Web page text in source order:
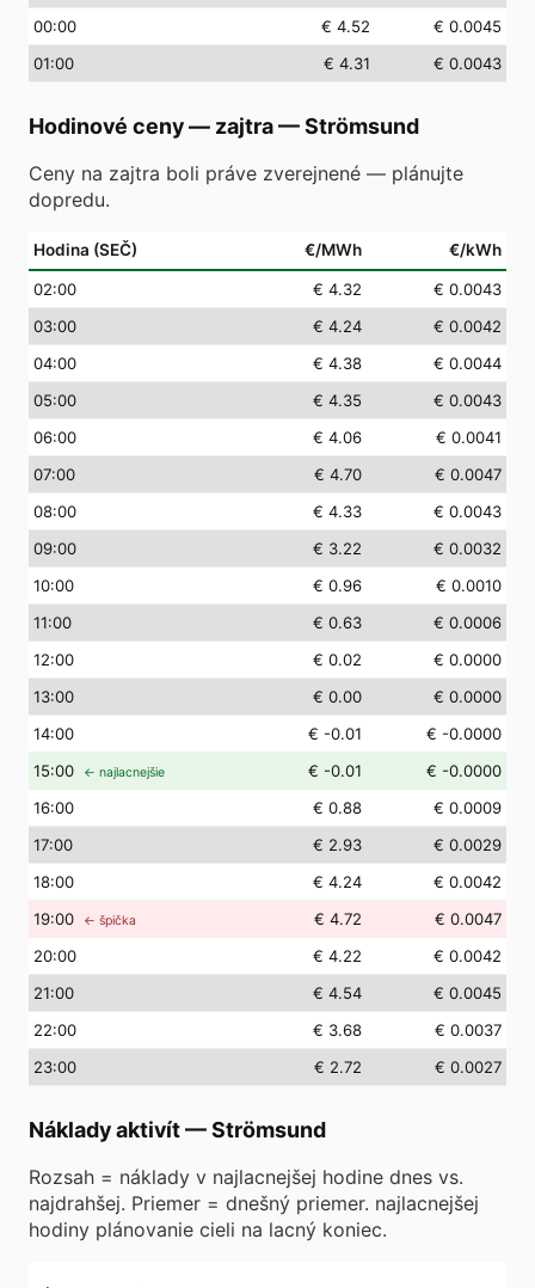
00:00 € 4.52
€ 0.0045
01:00 € 4.31 € 0.0043
Hodinové ceny — zajtra—Strömsund
Ceny na zajtra boli práve zverejnené — plánujte
dopredu.
Hodina (SEČ) €/MWh €/kWh
02:00 € 4.32
€ 0.0043
03:00 € 4.24
€ 0.0042
04:00 € 4.38
€ 0.0044
05:00 € 4.35
€ 0.0043
06:00 € 4.06
€ 0.0041
07:00 € 4.70
€ 0.0047
08:00 € 4.33
€ 0.0043
09:00 € 3.22
€ 0.0032
10:00 € 0.96
€ 0.0010
11:00 € 0.63
€ 0.0006
12:00 € 0.02
€ 0.0000
13:00 € 0.00
€ 0.0000
14:00 € -0.01
€ -0.0000
15:00 ← najlacnejšie € -0.01
€ -0.0000
16:00 € 0.88
€ 0.0009
17:00 € 2.93
€ 0.0029
18:00 € 4.24
€ 0.0042
19:00 ← špička € 4.72
€ 0.0047
20:00 € 4.22
€ 0.0042
21:00 € 4.54
€ 0.0045
22:00 € 3.68
€ 0.0037
23:00 € 2.72 € 0.0027
Náklady aktivít—Strömsund
Rozsah = náklady v najlacnejšej hodine dnes vs.
najdrahšej. Priemer = dnešný priemer. najlacnejšej
hodiny plánovanie cieli na lacný koniec.